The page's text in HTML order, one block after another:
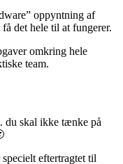
oppyntning af
det hele til at fungerer.
omkring hele
team.
du skal ikke tænke på
eftertragtet til